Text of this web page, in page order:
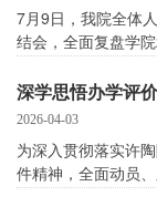
7月9日，我院全体
结会，全面复盘学
效与短板问题，精
2026-04-03
为深入贯彻落实许
件精神，全面动员